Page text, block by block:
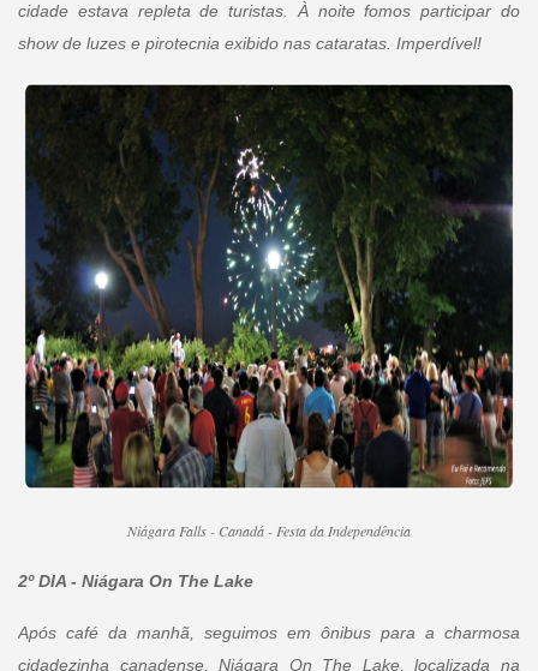
cidade estava repleta de turistas. À noite fomos participar do
show de luzes e pirotecnia exibido nas cataratas. Imperdível!
Niágara Falls - Canadá - Festa da Independência
2º DIA - Niágara On The Lake
Após café da manhã, seguimos em ônibus para a charmosa
cidadezinha canadense, Niágara On The Lake, localizada na